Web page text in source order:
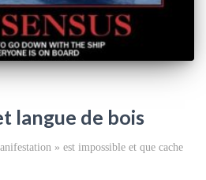
langue de bois
» est impossible et que cache